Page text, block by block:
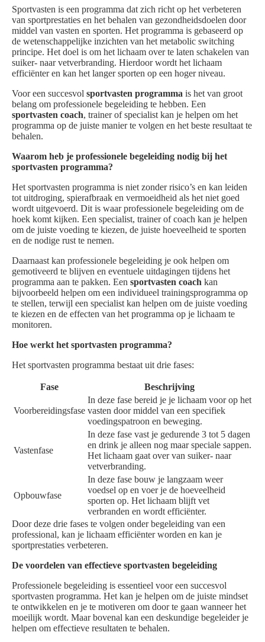
Sportvasten is een programma dat zich richt op het verbeteren
van sportprestaties en het behalen van gezondheidsdoelen door
middel van vasten en sporten. Het programma is gebaseerd op
de wetenschappelijke inzichten van het metabolic switching
principe. Het doel is om het lichaam over te laten schakelen van
suiker- naar vetverbranding. Hierdoor wordt het lichaam
efficiënter en kan het langer sporten op een hoger niveau.
Voor een succesvol sportvasten programma is het van groot
belang om professionele begeleiding te hebben. Een
sportvasten coach, trainer of specialist kan je helpen om het
programma op de juiste manier te volgen en het beste resultaat te
behalen.
Waarom heb je professionele begeleiding nodig bij het
sportvasten programma?
Het sportvasten programma is niet zonder risico’s en kan leiden
tot uitdroging, spierafbraak en vermoeidheid als het niet goed
wordt uitgevoerd. Dit is waar professionele begeleiding om de
hoek komt kijken. Een specialist, trainer of coach kan je helpen
om de juiste voeding te kiezen, de juiste hoeveelheid te sporten
en de nodige rust te nemen.
Daarnaast kan professionele begeleiding je ook helpen om
gemotiveerd te blijven en eventuele uitdagingen tijdens het
programma aan te pakken. Een sportvasten coach kan
bijvoorbeeld helpen om een individueel trainingsprogramma op
te stellen, terwijl een specialist kan helpen om de juiste voeding
te kiezen en de effecten van het programma op je lichaam te
monitoren.
Hoe werkt het sportvasten programma?
Het sportvasten programma bestaat uit drie fases:
Fase Beschrijving
Voorbereidingsfase
In deze fase bereid je je lichaam voor op het
vasten door middel van een specifiek
voedingspatroon en beweging.
Vastenfase
In deze fase vast je gedurende 3 tot 5 dagen
en drink je alleen nog maar speciale sappen.
Het lichaam gaat over van suiker- naar
vetverbranding.
Opbouwfase
In deze fase bouw je langzaam weer
voedsel op en voer je de hoeveelheid
sporten op. Het lichaam blijft vet
verbranden en wordt efficiënter.
Door deze drie fases te volgen onder begeleiding van een
professional, kan je lichaam efficiënter worden en kan je
sportprestaties verbeteren.
De voordelen van effectieve sportvasten begeleiding
Professionele begeleiding is essentieel voor een succesvol
sportvasten programma. Het kan je helpen om de juiste mindset
te ontwikkelen en je te motiveren om door te gaan wanneer het
moeilijk wordt. Maar bovenal kan een deskundige begeleider je
helpen om effectieve resultaten te behalen.